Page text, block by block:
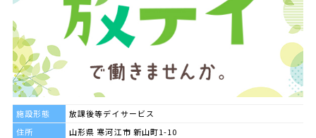
施設形態
放課後等デイサービス
住所
山形県 寒河江市 新山町1-10